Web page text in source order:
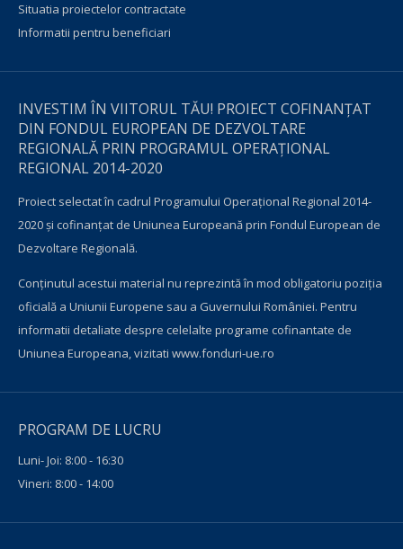
Situatia proiectelor contractate
Informatii pentru beneficiari
INVESTIM ÎN VIITORUL TĂU! PROIECT COFINANȚAT
DIN FONDUL EUROPEAN DE DEZVOLTARE
REGIONALĂ PRIN PROGRAMUL OPERAŢIONAL
REGIONAL 2014-2020
Proiect selectat în cadrul Programului Operațional Regional 2014-
2020 și cofinanțat de Uniunea Europeană prin Fondul European de
Dezvoltare Regională.
Conţinutul acestui material nu reprezintă în mod obligatoriu poziţia
oficială a Uniunii Europene sau a Guvernului României. Pentru
informatii detaliate despre celelalte programe cofinantate de
Uniunea Europeana, vizitati www.fonduri-ue.ro
PROGRAM DE LUCRU
Luni- Joi: 8:00 - 16:30
Vineri: 8:00 - 14:00